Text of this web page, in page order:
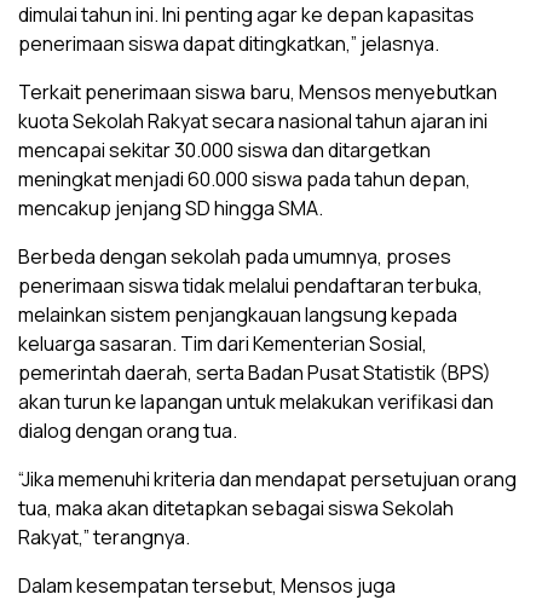
dimulai tahun ini. Ini penting agar ke depan kapasitas
penerimaan siswa dapat ditingkatkan,” jelasnya.
Terkait penerimaan siswa baru, Mensos menyebutkan
kuota Sekolah Rakyat secara nasional tahun ajaran ini
mencapai sekitar 30.000 siswa dan ditargetkan
meningkat menjadi 60.000 siswa pada tahun depan,
mencakup jenjang SD hingga SMA.
Berbeda dengan sekolah pada umumnya, proses
penerimaan siswa tidak melalui pendaftaran terbuka,
melainkan sistem penjangkauan langsung kepada
keluarga sasaran. Tim dari Kementerian Sosial,
pemerintah daerah, serta Badan Pusat Statistik (BPS)
akan turun ke lapangan untuk melakukan verifikasi dan
dialog dengan orang tua.
“Jika memenuhi kriteria dan mendapat persetujuan orang
tua, maka akan ditetapkan sebagai siswa Sekolah
Rakyat,” terangnya.
Dalam kesempatan tersebut, Mensos juga